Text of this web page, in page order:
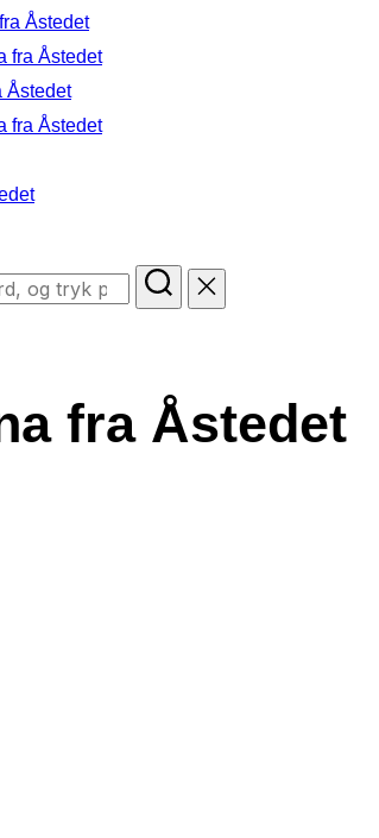
Åstedet
fra Åstedet
Åstedet
fra Åstedet
fra Åstedet